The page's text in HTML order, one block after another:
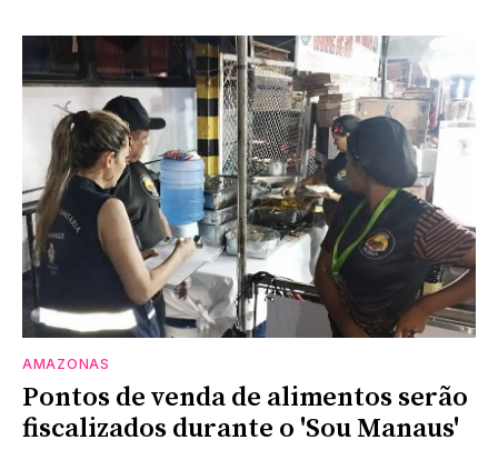
AMAZONAS
Pontos de venda de alimentos serão
fiscalizados durante o 'Sou Manaus'